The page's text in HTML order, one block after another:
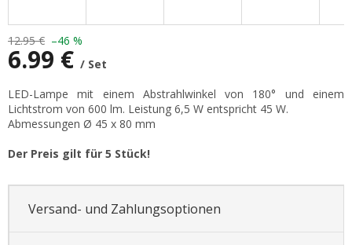
12.95 € –46 %
6.99 € / Set
LED-Lampe mit einem Abstrahlwinkel von 180° und einem
Lichtstrom von 600 lm. Leistung 6,5 W entspricht 45 W.
Abmessungen Ø 45 x 80 mm
Der Preis gilt für 5 Stück!
Versand- und Zahlungsoptionen